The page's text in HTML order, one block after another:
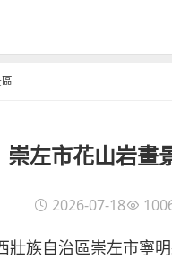
崇左市花山岩畫
2026-07-18
壯族自治區崇左市寧